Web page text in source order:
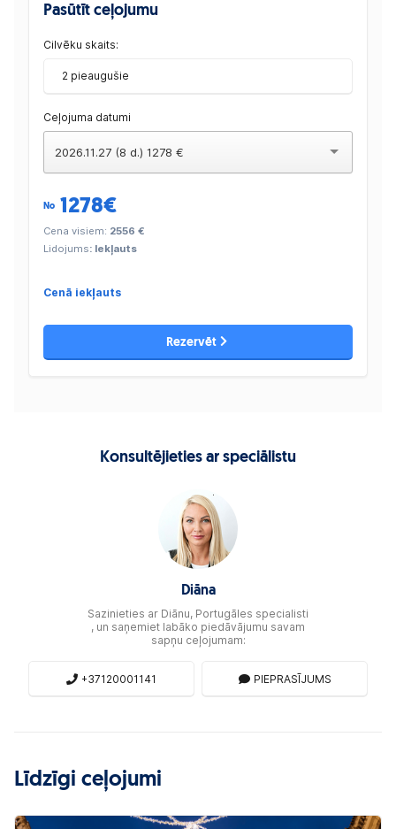
Pasūtīt ceļojumu
Cilvēku skaits:
2 pieaugušie
Ceļojuma datumi
2026.11.27 (8 d.) 1278 €
No 1278€
Cena visiem: 2556 €
Lidojums: Iekļauts
Cenā iekļauts
Rezervēt
Konsultējieties ar speciālistu
Diāna
Sazinieties ar Diānu, Portugāles specialisti
, un saņemiet labāko piedāvājumu savam
sapņu ceļojumam:
+37120001141 PIEPRASĪJUMS
Līdzīgi ceļojumi